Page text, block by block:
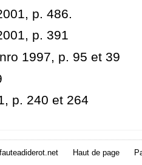
p. 486.
p. 391
1997, p. 95 et 39
p. 240 et 264
Haut de page